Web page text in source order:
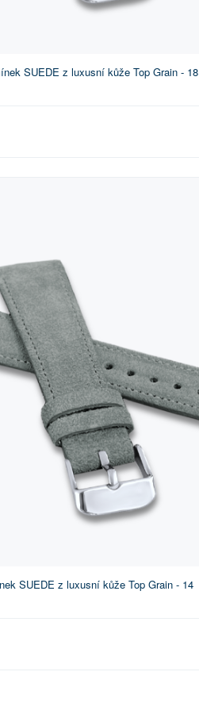
SUEDE z luxusní kůže Top Grain - 18
SUEDE z luxusní kůže Top Grain - 14